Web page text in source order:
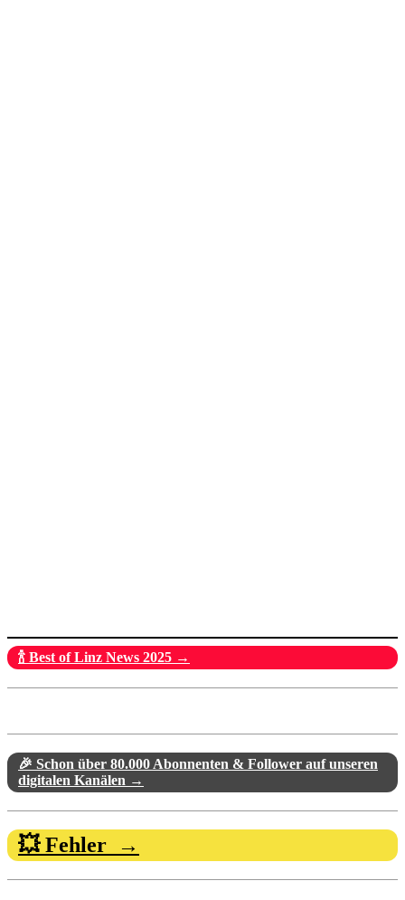
🍾 Best of Linz News 2025 →
🎉 Schon über 80.000 Abonnenten & Follower auf unseren
digitalen Kanälen →
💥 Fehler →